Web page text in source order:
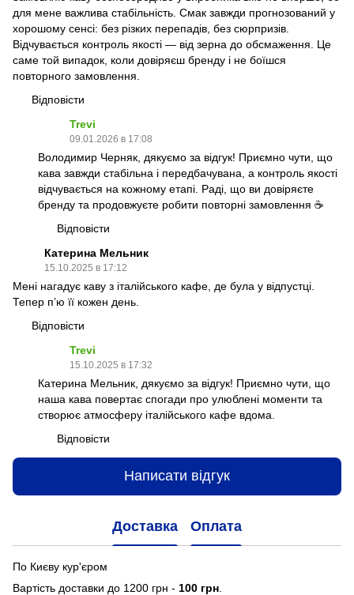
для мене важлива стабільність. Смак завжди прогнозований у
хорошому сенсі: без різких перепадів, без сюрпризів.
Відчувається контроль якості — від зерна до обсмаження. Це
саме той випадок, коли довіряєш бренду і не боїшся
повторного замовлення.
Відповісти
Trevi
09.01.2026 в 17:08
Володимир Черняк, дякуємо за відгук! Приємно чути, що
кава завжди стабільна і передбачувана, а контроль якості
відчувається на кожному етапі. Раді, що ви довіряєте
бренду та продовжуєте робити повторні замовлення ☕️
Відповісти
Катерина Мельник
15.10.2025 в 17:12
Мені нагадує каву з італійського кафе, де була у відпустці.
Тепер п’ю її кожен день.
Відповісти
Trevi
15.10.2025 в 17:32
Катерина Мельник, дякуємо за відгук! Приємно чути, що
наша кава повертає спогади про улюблені моменти та
створює атмосферу італійського кафе вдома.
Відповісти
Написати відгук
Доставка Оплата
По Києву кур'єром
Вартість доставки до 1200 грн - 100 грн